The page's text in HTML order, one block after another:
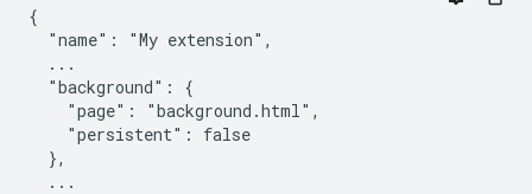
{
  "name": "My extension",
  ...
  "background": {
    "page": "background.html",
    "persistent": false
  },
  ...